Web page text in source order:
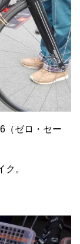
（ゼロ・セー
ク。